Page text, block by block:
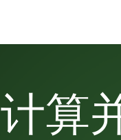
计算